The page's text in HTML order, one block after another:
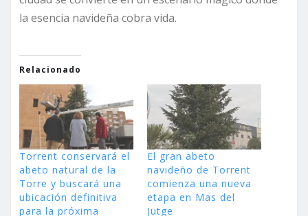
la esencia navideña cobra vida.
Relacionado
Torrent conservará el
abeto natural de la
Torre y buscará una
ubicación definitiva
para la próxima
El gran abeto
navideño de Torrent
comienza una nueva
etapa en Mas del
Jutge